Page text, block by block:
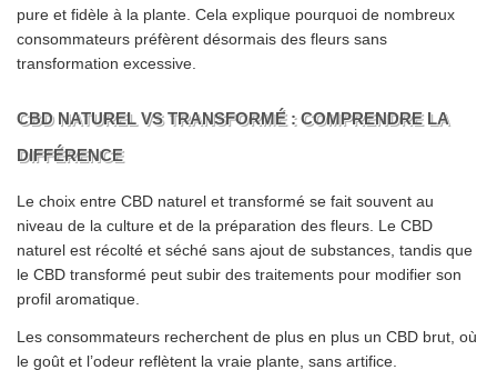
pure et fidèle à la plante. Cela explique pourquoi de nombreux
consommateurs préfèrent désormais des fleurs sans
transformation excessive.
CBD NATUREL VS TRANSFORMÉ : COMPRENDRE LA
DIFFÉRENCE
Le choix entre CBD naturel et transformé se fait souvent au
niveau de la culture et de la préparation des fleurs. Le CBD
naturel est récolté et séché sans ajout de substances, tandis que
le CBD transformé peut subir des traitements pour modifier son
profil aromatique.
Les consommateurs recherchent de plus en plus un CBD brut, où
le goût et l’odeur reflètent la vraie plante, sans artifice.